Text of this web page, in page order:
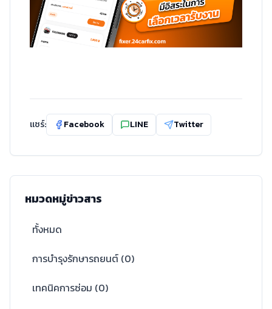
แชร์: Facebook LINE Twitter
หมวดหมู่ข่าวสาร
ทั้งหมด
การบำรุงรักษารถยนต์ (0)
เทคนิคการซ่อม (0)